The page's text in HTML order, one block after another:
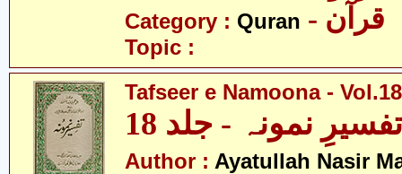
Category : Quran - قرآن
Topic :
Tafseer e Namoona - Vol.18
تفسیرِ نمونہ - جلد 18
Author : Ayatullah Nasir